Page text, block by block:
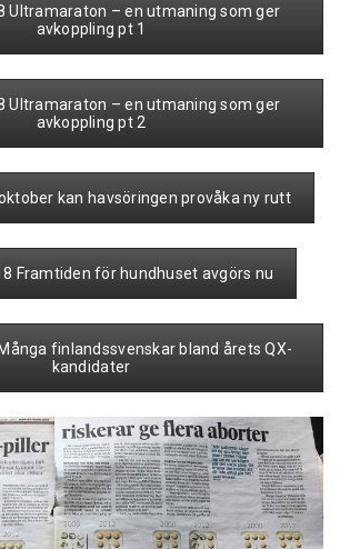
Ultramaraton – en utmaning som ger
avkoppling pt 1
Ultramaraton – en utmaning som ger
avkoppling pt 2
kan havsöringen provåka ny rutt
Framtiden för hundhuset avgörs nu
finlandssvenskar bland årets QX-
kandidater